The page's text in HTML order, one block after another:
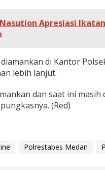
Apresiasi
di Kantor
lebih lanjut.
dan saat ini
(Red)
Polrestabes Medan